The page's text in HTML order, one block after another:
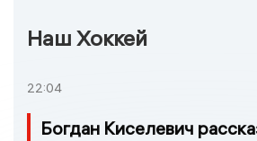
Наш Хоккей
22:04
Богдан Киселевич